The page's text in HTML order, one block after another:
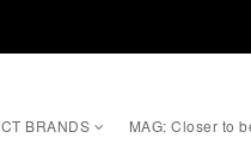
BRANDS MAG: Closer to